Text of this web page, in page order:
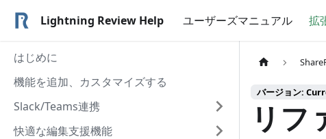
Lightning Review Help ユーザーズマニュアル 拡
はじめに
機能を追加、カスタマイズする
Slack/Teams連携
快適な編集支援機能
バージョン:
リフ